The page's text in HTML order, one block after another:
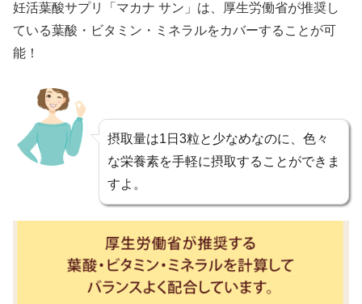
妊活葉酸サプリ「マカナ サン」は、厚生労働省が推奨し
ている葉酸・ビタミン・ミネラルをカバーすることが可
能！
摂取量は1日3粒と少なめなのに、色々
な栄養素を手軽に摂取することができま
すよ。